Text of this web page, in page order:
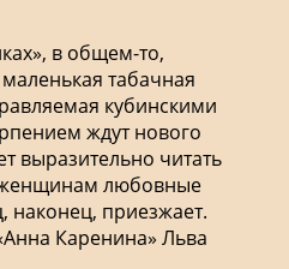
в общем-то,
табачная
кубинскими
ждут нового
выразительно читать
женщинам любовные
наконец, приезжает.
Каренина» Льва